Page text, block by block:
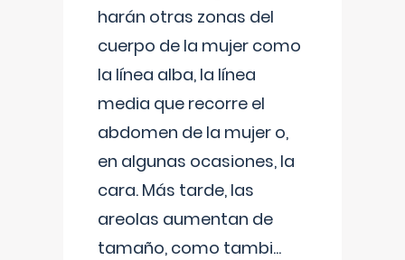
harán otras zonas del
cuerpo de la mujer como
la línea alba, la línea
media que recorre el
abdomen de la mujer o,
en algunas ocasiones, la
cara. Más tarde, las
areolas aumentan de
tamaño, como tambi...